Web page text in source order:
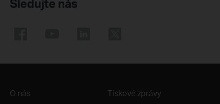
Sledujte nás
O nás Tiskové zprávy